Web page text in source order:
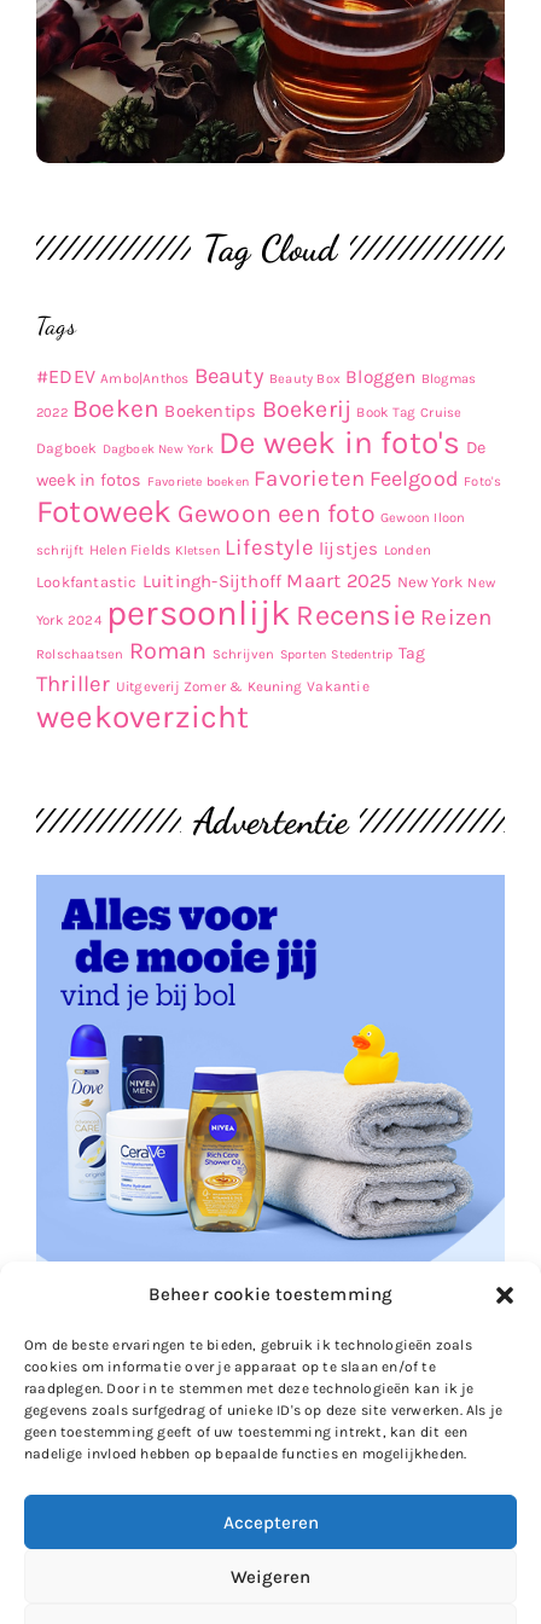
Beheer cookie toestemming
Om de beste ervaringen te bieden, gebruik ik technologieën zoals
cookies om informatie over je apparaat op te slaan en/of te
raadplegen. Door in te stemmen met deze technologieën kan ik je
gegevens zoals surfgedrag of unieke ID's op deze site verwerken. Als je
geen toestemming geeft of uw toestemming intrekt, kan dit een
nadelige invloed hebben op bepaalde functies en mogelijkheden.
Accepteren
Weigeren
Tag Cloud
Tags
#EDEV Ambo|Anthos Beauty Beauty Box Bloggen Blogmas
2022 Boeken Boekentips Boekerij Book Tag Cruise
Dagboek Dagboek New York De week in foto's De
week in fotos Favoriete boeken Favorieten Feelgood Foto's
Fotoweek Gewoon een foto Gewoon Iloon
schrijft Helen Fields Kletsen Lifestyle lijstjes Londen
Lookfantastic Luitingh-Sijthoff Maart 2025 New York New
York 2024 persoonlijk Recensie Reizen
Rolschaatsen Roman Schrijven Sporten Stedentrip Tag
Thriller Uitgeverij Zomer & Keuning Vakantie
weekoverzicht
Advertentie
Gewoon Iloon